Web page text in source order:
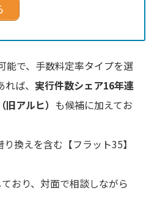
能で、手数料定率タイプを選
ば、 実行件数シェア16年連
アルヒ） も候補に加えてお
換えを含む【フラット35】
おり、対面で相談しながら